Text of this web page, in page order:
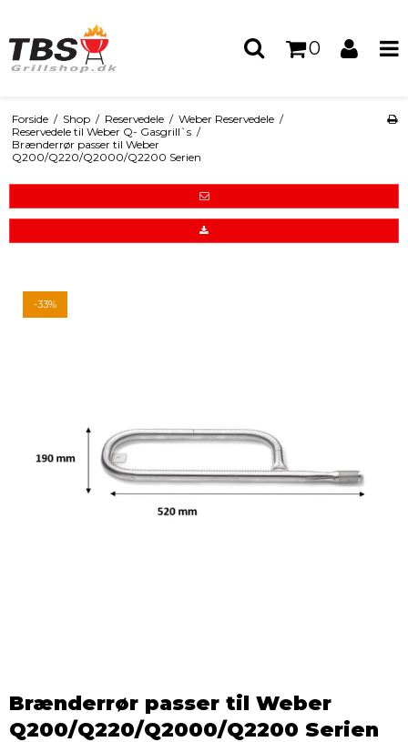
0
Forside / Shop / Reservedele / Weber Reservedele /
Reservedele til Weber Q- Gasgrill`s /
Brænderrør passer til Weber
Q200/Q220/Q2000/Q2200 Serien
-33%
Brænderrør passer til Weber
Q200/Q220/Q2000/Q2200 Serien